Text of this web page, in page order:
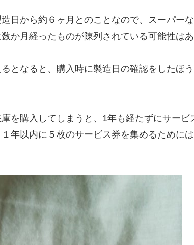
日から約６ヶ月とのことなので、スーパー
か月経ったものが陳列されている可能性はあ
となると、購入時に製造日の確認をしたほ
を購入してしまうと、1年も経たずにサービ
年以内に５枚のサービス券を集めるために